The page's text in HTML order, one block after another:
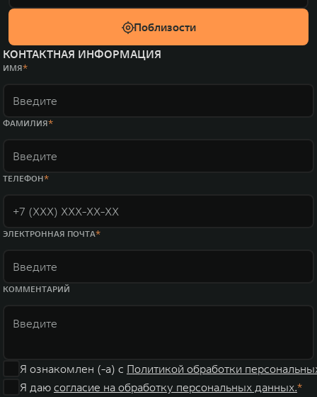
Поблизости
КОНТАКТНАЯ ИНФОРМАЦИЯ
ИМЯ
ФАМИЛИЯ
ТЕЛЕФОН
ЭЛЕКТРОННАЯ ПОЧТА
КОММЕНТАРИЙ
Я ознакомлен (-а) с Политикой обработки
Я даю согласие на обработку персональных данных.